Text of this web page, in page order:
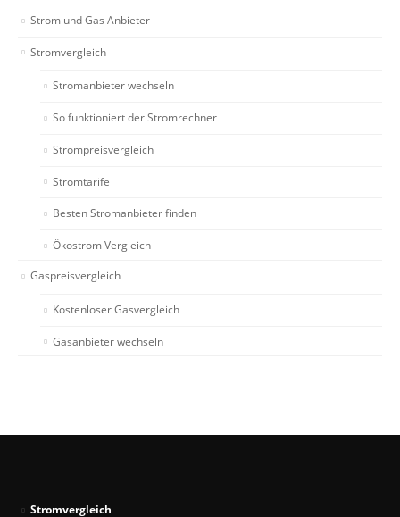
Strom und Gas Anbieter
Stromvergleich
Stromanbieter wechseln
So funktioniert der Stromrechner
Strompreisvergleich
Stromtarife
Besten Stromanbieter finden
Ökostrom Vergleich
Gaspreisvergleich
Kostenloser Gasvergleich
Gasanbieter wechseln
Stromvergleich